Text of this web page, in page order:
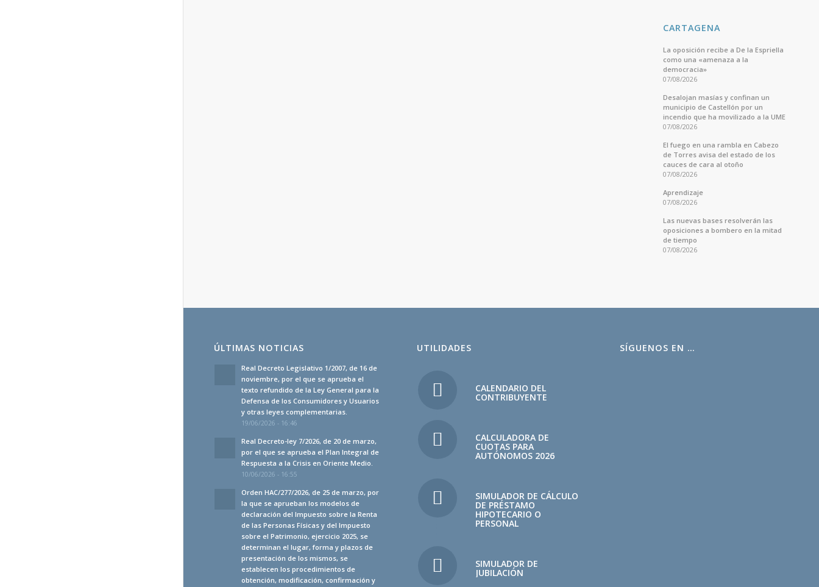
CARTAGENA
La oposición recibe a De la Espriella
como una «amenaza a la
democracia»
07/08/2026
Desalojan masías y confinan un
municipio de Castellón por un
incendio que ha movilizado a la UME
07/08/2026
El fuego en una rambla en Cabezo
de Torres avisa del estado de los
cauces de cara al otoño
07/08/2026
Aprendizaje
07/08/2026
Las nuevas bases resolverán las
oposiciones a bombero en la mitad
de tiempo
07/08/2026
ÚLTIMAS NOTICIAS
Real Decreto Legislativo 1/2007, de 16 de
noviembre, por el que se aprueba el
texto refundido de la Ley General para la
Defensa de los Consumidores y Usuarios
y otras leyes complementarias.
19/06/2026 - 16:46
Real Decreto-ley 7/2026, de 20 de marzo,
por el que se aprueba el Plan Integral de
Respuesta a la Crisis en Oriente Medio.
10/06/2026 - 16:55
Orden HAC/277/2026, de 25 de marzo, por
la que se aprueban los modelos de
declaración del Impuesto sobre la Renta
de las Personas Físicas y del Impuesto
sobre el Patrimonio, ejercicio 2025, se
determinan el lugar, forma y plazos de
presentación de los mismos, se
establecen los procedimientos de
obtención, modificación, confirmación y
UTILIDADES
CALENDARIO DEL
CONTRIBUYENTE
CALCULADORA DE
CUOTAS PARA
AUTÓNOMOS 2026
SIMULADOR DE CÁLCULO
DE PRÉSTAMO
HIPOTECARIO O
PERSONAL
SIMULADOR DE
JUBILACIÓN
SÍGUENOS EN …